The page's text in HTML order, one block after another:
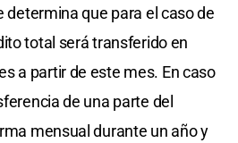
determina que para el caso de
total será transferido en
a partir de este mes. En caso
de una parte del
mensual durante un año y